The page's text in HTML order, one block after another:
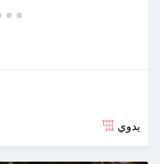
يدوي